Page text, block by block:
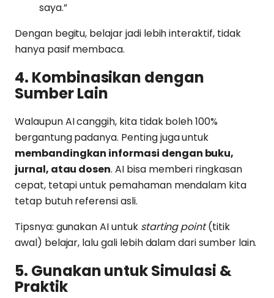
saya.”
Dengan begitu, belajar jadi lebih interaktif, tidak
hanya pasif membaca.
4. Kombinasikan dengan
Sumber Lain
Walaupun AI canggih, kita tidak boleh 100%
bergantung padanya. Penting juga untuk
membandingkan informasi dengan buku,
jurnal, atau dosen. AI bisa memberi ringkasan
cepat, tetapi untuk pemahaman mendalam kita
tetap butuh referensi asli.
Tipsnya: gunakan AI untuk starting point(titik
awal) belajar, lalu gali lebih dalam dari sumber lain.
5. Gunakan untuk Simulasi &
Praktik